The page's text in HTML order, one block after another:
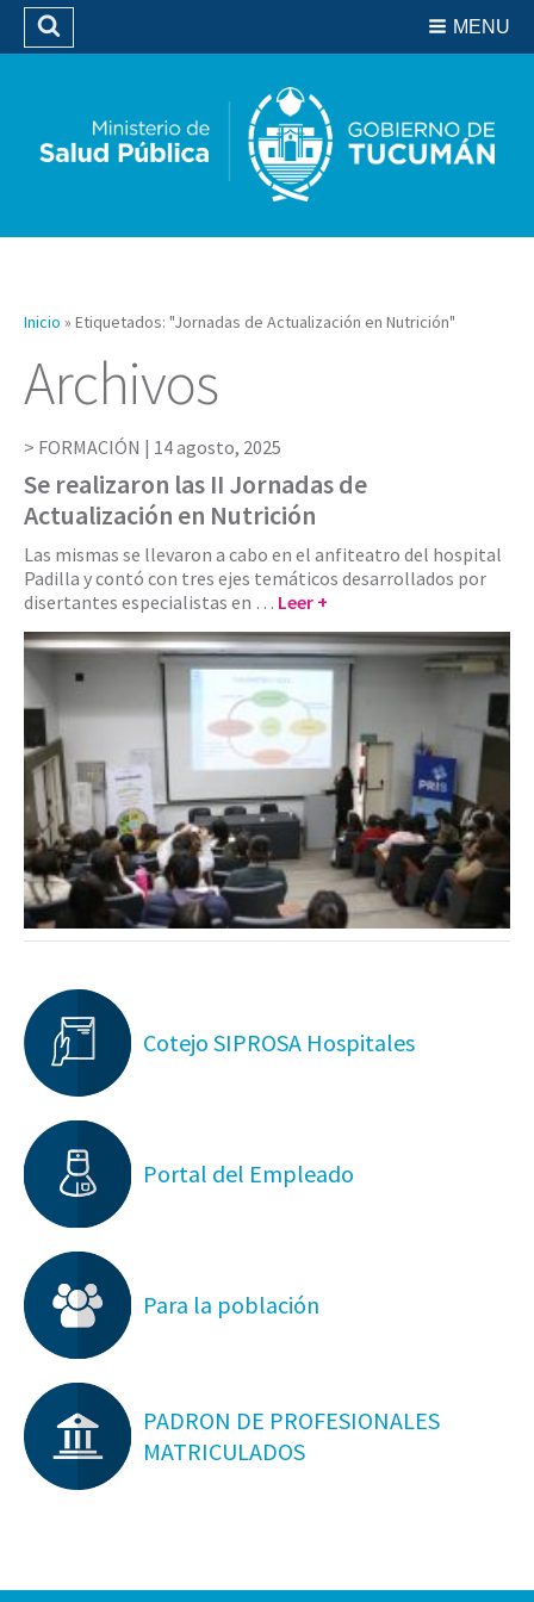
Biblioteca
MENU
Buscar
Inicio » Etiquetados: "Jornadas de Actualización en Nutrición"
Archivos
FORMACIÓN | 14 agosto, 2025
Se realizaron las II Jornadas de
Actualización en Nutrición
Las mismas se llevaron a cabo en el anfiteatro del hospital
Padilla y contó con tres ejes temáticos desarrollados por
disertantes especialistas en … Leer +
Cotejo SIPROSA Hospitales
Portal del Empleado
Para la población
PADRON DE PROFESIONALES
MATRICULADOS